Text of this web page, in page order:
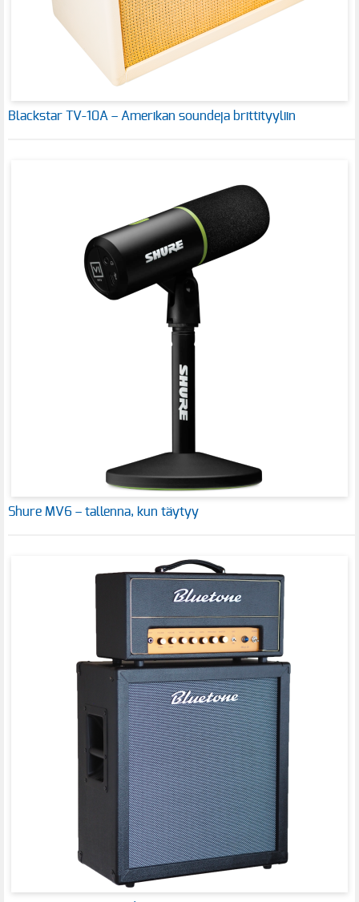
Blackstar TV-10A – Amerikan soundeja brittityyliin
Shure MV6 – tallenna, kun täytyy